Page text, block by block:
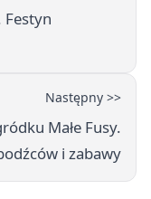
Festyn
Następny >>
Małe Fusy.
i zabawy